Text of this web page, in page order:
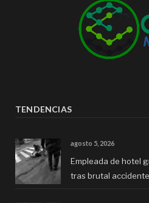
TENDENCIAS
agosto 5, 2026
Empleada de hotel
tras brutal